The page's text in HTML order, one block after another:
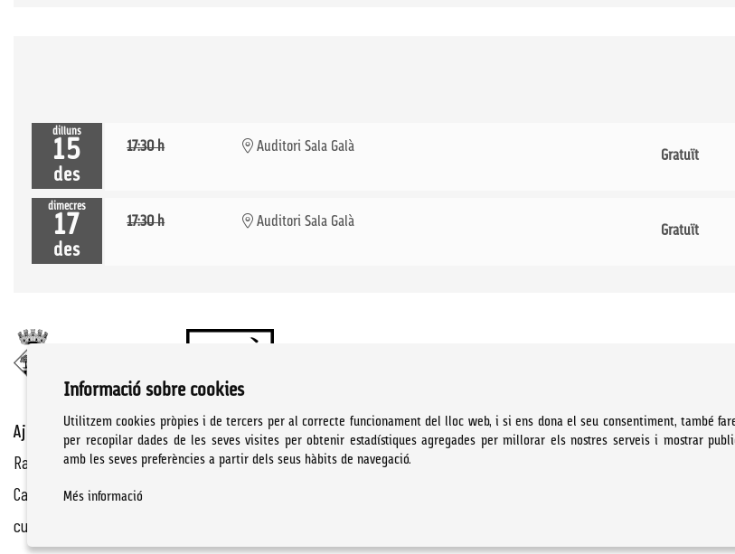
dilluns
15
des
17:30 h Auditori Sala Galà
Gratuït
dimecres
17
des
17:30 h Auditori Sala Galà
Gratuït
Ajuntament de Cassà de la Selva | Àrea de cultura
Rambla Onze de Setembre, 107
Cassà de la Selva Tel. 972 460 005
culturacassa@cassa.cat
Informació sobre cookies
Utilitzem cookies pròpies i de tercers per al correcte funcionament del lloc web, i si ens dona el seu consentiment, també
per recopilar dades de les seves visites per obtenir estadístiques agregades per millorar els nostres serveis i mostrar
amb les seves preferències a partir dels seus hàbits de navegació.
Més informació